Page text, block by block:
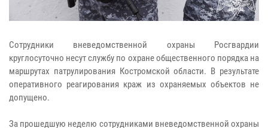
Сотрудники вневедомственной охраны Росгвардии
круглосуточно несут службу по охране общественного порядка на
маршрутах патрулирования Костромской области. В результате
оперативного реагирования краж из охраняемых объектов не
допущено.
За прошедшую неделю сотрудниками вневедомственной охраны